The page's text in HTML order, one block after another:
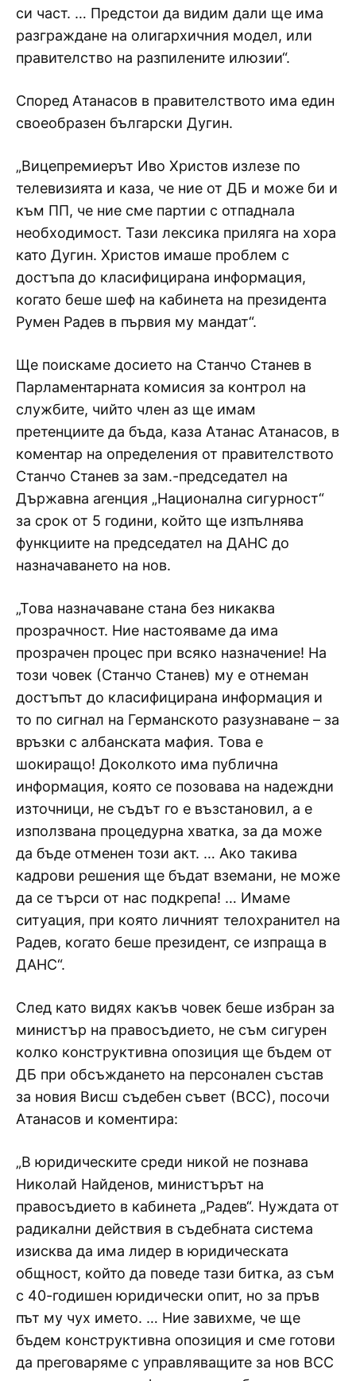
си част. … Предстои да видим дали ще има
разграждане на олигархичния модел, или
правителство на разпилените илюзии“.
Според Атанасов в правителството има един
своеобразен български Дугин.
„Вицепремиерът Иво Христов излезе по
телевизията и каза, че ние от ДБ и може би и
към ПП, че ние сме партии с отпаднала
необходимост. Тази лексика приляга на хора
като Дугин. Христов имаше проблем с
достъпа до класифицирана информация,
когато беше шеф на кабинета на президента
Румен Радев в първия му мандат“.
Ще поискаме досието на Станчо Станев в
Парламентарната комисия за контрол на
службите, чийто член аз ще имам
претенциите да бъда, каза Атанас Атанасов, в
коментар на определения от правителството
Станчо Станев за зам.-председател на
Държавна агенция „Национална сигурност“
за срок от 5 години, който ще изпълнява
функциите на председател на ДАНС до
назначаването на нов.
„Това назначаване стана без никаква
прозрачност. Ние настояваме да има
прозрачен процес при всяко назначение! На
този човек (Станчо Станев) му е отнеман
достъпът до класифицирана информация и
то по сигнал на Германското разузнаване – за
връзки с албанската мафия. Това е
шокиращо! Доколкото има публична
информация, която се позовава на надеждни
източници, не съдът го е възстановил, а е
използвана процедурна хватка, за да може
да бъде отменен този акт. … Ако такива
кадрови решения ще бъдат вземани, не може
да се търси от нас подкрепа! … Имаме
ситуация, при която личният телохранител на
Радев, когато беше президент, се изпраща в
ДАНС“.
След като видях какъв човек беше избран за
министър на правосъдието, не съм сигурен
колко конструктивна опозиция ще бъдем от
ДБ при обсъждането на персонален състав
за новия Висш съдебен съвет (ВСС), посочи
Атанасов и коментира:
„В юридическите среди никой не познава
Николай Найденов, министърът на
правосъдието в кабинета „Радев“. Нуждата от
радикални действия в съдебната система
изисква да има лидер в юридическата
общност, който да поведе тази битка, аз съм
с 40-годишен юридически опит, но за пръв
път му чух името. … Ние завихме, че ще
бъдем конструктивна опозиция и сме готови
да преговаряме с управляващите за нов ВСС